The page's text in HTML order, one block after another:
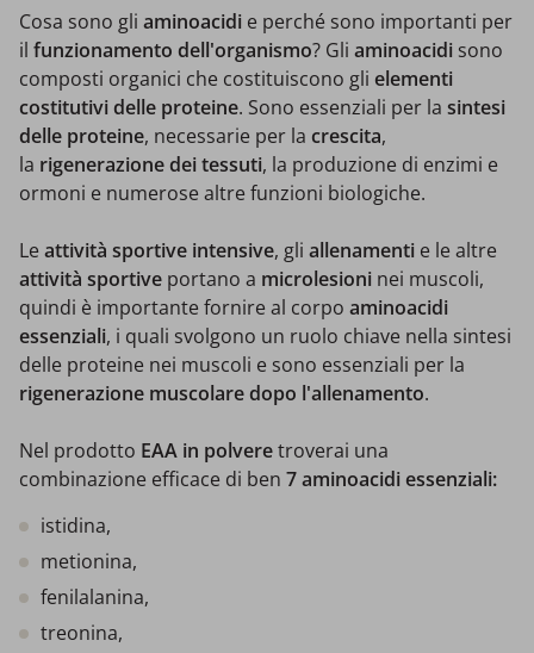
Cosa sono gli aminoacidi e perché sono importanti per
il funzionamento dell'organismo? Gli aminoacidi sono
composti organici che costituiscono gli elementi
costitutivi delle proteine. Sono essenziali per la sintesi
delle proteine, necessarie per la crescita,
la rigenerazione dei tessuti, la produzione di enzimi e
ormoni e numerose altre funzioni biologiche.
Le attività sportive intensive, gli allenamenti e le altre
attività sportive portano a microlesioni nei muscoli,
quindi è importante fornire al corpo aminoacidi
essenziali, i quali svolgono un ruolo chiave nella sintesi
delle proteine nei muscoli e sono essenziali per la
rigenerazione muscolare dopo l'allenamento.
Nel prodotto EAA in polveretroverai una
combinazione efficace di ben 7 aminoacidi essenziali:
istidina,
metionina,
fenilalanina,
treonina,